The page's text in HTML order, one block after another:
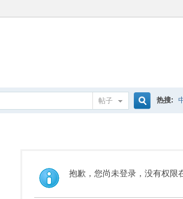
帖子
索
热搜:
抱歉，您尚未登录，没有权限